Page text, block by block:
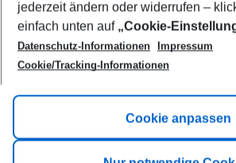
Footer
Footer navigation
Title A
Link A
jederzeit ändern oder widerrufen –
einfach unten auf „Cookie-
Datenschutz-Informationen
Impressum
Cookie/Tracking-Informationen
Cookie anpassen